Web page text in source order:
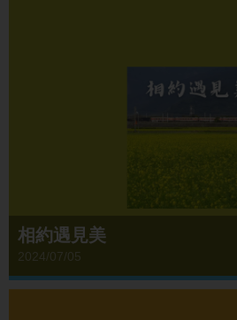
相約遇見美
2024/07/05